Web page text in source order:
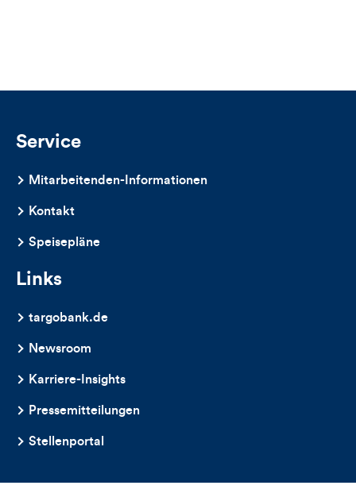
Service
Mitarbeitenden-Informationen
Kontakt
Speisepläne
Links
targobank.de
Newsroom
Karriere-Insights
Pressemitteilungen
Stellenportal